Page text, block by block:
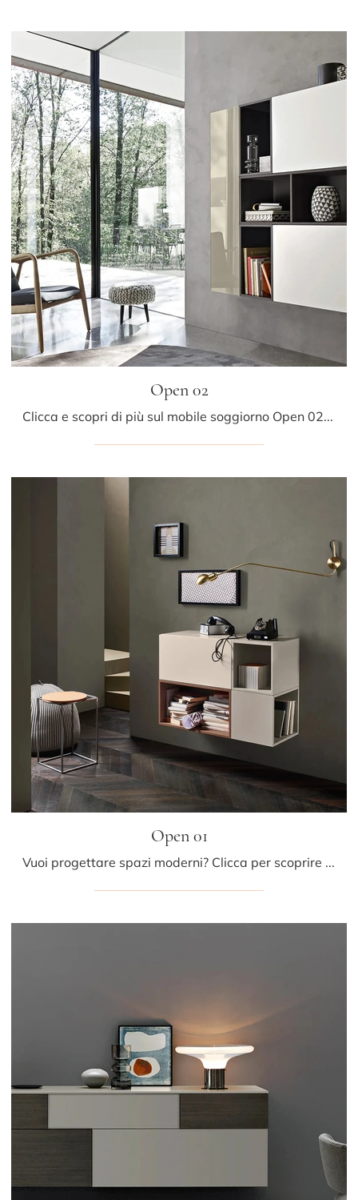
Open 02
Clicca e scopri di più sul mobile soggiorno Open 02 Sangiacomo in laccato opaco: arreda un living pratico e operativo.
Open 01
Vuoi progettare spazi moderni? Clicca per scoprire il pensile Open 01 in laccato opaco della marca Sangiacomo!